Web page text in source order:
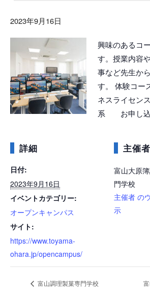
2023年9月16日
興味のあるコ
す。授業内容
事など先生か
す。 体験コー
ネスライセン
系 お申し込
詳細
日付:
2023年9月16日
イベントカテゴリー:
オープンキャンパス
サイト:
https://www.toyama-
ohara.jp/opencampus/
主催者
富山大原
門学校
主催者 の
示
富山調理製菓専門学校